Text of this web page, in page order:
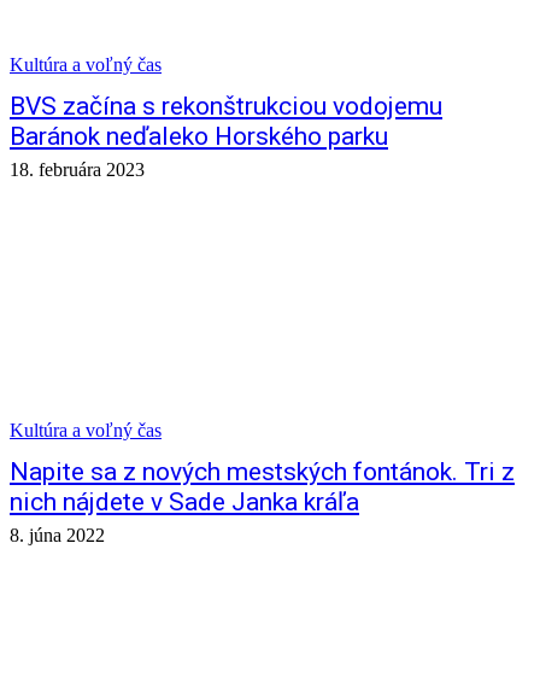
Kultúra a voľný čas
BVS začína s rekonštrukciou vodojemu
Baránok neďaleko Horského parku
18. februára 2023
Kultúra a voľný čas
Napite sa z nových mestských fontánok. Tri z
nich nájdete v Sade Janka kráľa
8. júna 2022